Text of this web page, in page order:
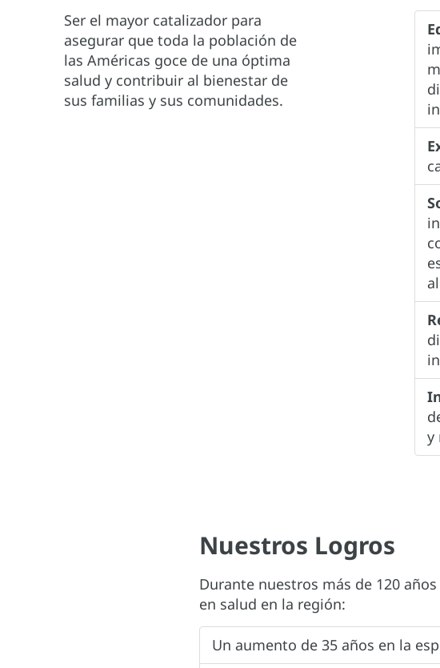
Ser el mayor catalizador para
asegurar que toda la población de
las Américas goce de una óptima
salud y contribuir al bienestar de
sus familias y sus comunidades.
y
Nuestros Logros
Durante nuestros más de 120
en salud en la región:
Un aumento de 35 años en la